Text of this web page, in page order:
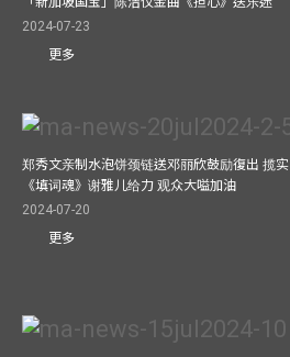
2024-07-23
更多
郑秀文亲制水泡饼颈链送邓丽欣鼓励復出 揽实
《填词魂》谢雅儿给力 观众大嗌加油
2024-07-20
更多